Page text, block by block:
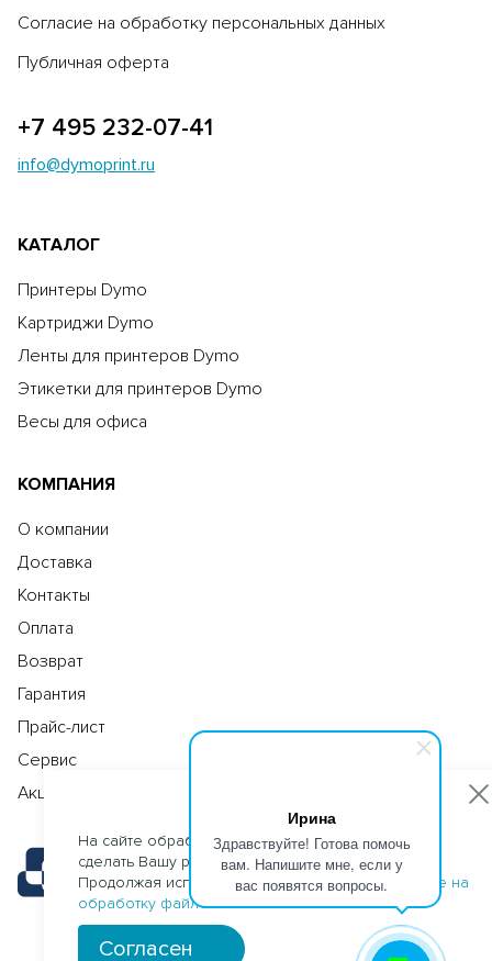
Ирина
Здравствуйте! Готова помочь
вам. Напишите мне, если у
вас появятся вопросы.
Согласие на обработку персональных данных
Публичная оферта
+7 495 232-07-41
info@dymoprint.ru
КАТАЛОГ
Принтеры Dymo
Картриджи Dymo
Ленты для принтеров Dymo
Этикетки для принтеров Dymo
Весы для офиса
КОМПАНИЯ
О компании
Доставка
Контакты
Оплата
Возврат
Гарантия
Прайс-лист
Сервис
Акции
На сайте обрабатываются файлы cookies, чтобы
сделать Вашу работу максимально удобной.
Продолжая использовать сайт, Вы даетесогласие на
обработку файлов cookies.
Согласен